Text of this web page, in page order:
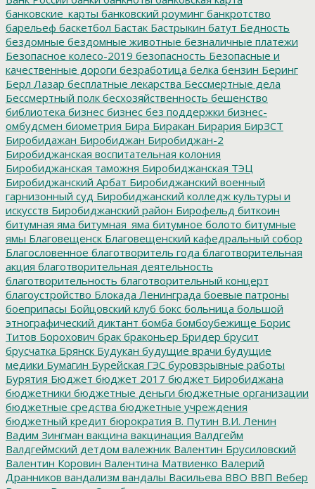
банковские_карты банковский роуминг банкротство
барельеф баскетбол Бастак Бастрыкин батут Бедность
бездомные бездомные животные безналичные платежи
Безопасное колесо-2019 безопасность Безопасные и
качественные дороги безработица белка бензин Беринг
Берл Лазар бесплатные лекарства Бессмертные дела
Бессмертный полк бесхозяйственность бешенство
библиотека бизнес бизнес без поддержки бизнес-
омбудсмен биометрия Бира Биракан Бирария БирЗСТ
Биробидажан Биробиджан Биробиджан-2
Биробиджанская воспитательная колония
Биробиджанская таможня Биробиджанская ТЭЦ
Биробиджанский Арбат Биробиджанский военный
гарнизонный суд Биробиджанский колледж культуры и
искусств Биробиджанский район Бирофельд биткоин
битумная яма битумная_яма битумное болото битумные
ямы Благовещенск Благовещенский кафедральный собор
Благословенное благотворитель года благотворительная
акция благотворительная деятельность
благотворительность благотворительный концерт
благоустройство Блокада Ленинграда боевые патроны
боеприпасы Бойцовский клуб бокс больница большой
этнографический диктант бомба бомбоубежище Борис
Титов Борохович брак браконьер Бридер брусит
брусчатка Брянск Будукан будущие врачи будущие
медики Бумагин Бурейская ГЭС буровзрывные работы
Бурятия Бюджет бюджет 2017 бюджет Биробиджана
бюджетники бюджетные деньги бюджетные организации
бюджетные средства бюджетные учреждения
бюджетный кредит бюрократия В. Путин В.И. Ленин
Вадим Зингман вакцина вакцинация Валдгейм
Валдгеймский детдом валежник Валентин Брусиловский
Валентин Коровин Валентина Матвиенко Валерий
Дранников вандализм вандалы Васильева ВВО ВВП Вебер